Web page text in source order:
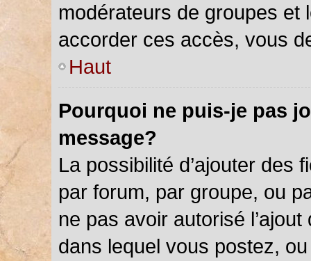
modérateurs de groupes et
accorder ces accès, vous
Haut
Pourquoi ne puis-je pas
message?
La possibilité d’ajouter des
par forum, par groupe, ou
ne pas avoir autorisé
dans lequel vous postez,